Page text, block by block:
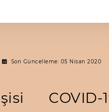
Son Güncelleme: 05 Nisan 2020
COVID-